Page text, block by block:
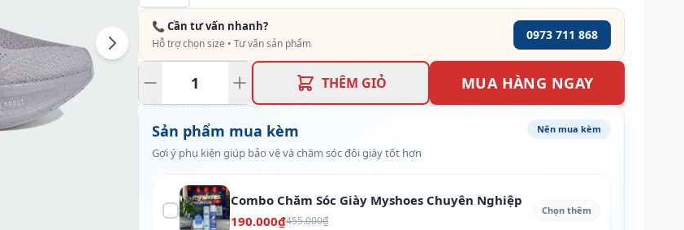
📞 Cần tư vấn nhanh?
Hỗ trợ chọn size • Tư vấn sản phẩm
0973 711 868
THÊM GIỎ MUA HÀNG NGAY
Sản phẩm mua kèm
Gợi ý phụ kiện giúp bảo vệ và chăm sóc đôi giày tốt hơn
Nên mua kèm
Combo Chăm Sóc Giày Myshoes Chuyên Nghiệp
190.000₫455.000₫
Chọn thêm